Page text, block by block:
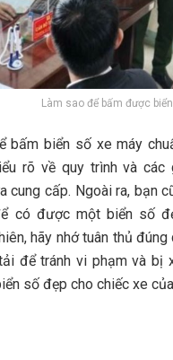
Làm sao để bấm được
bấm biển số xe máy
rõ về quy trình và
cung cấp. Ngoài ra, bạn
có được một biển số
hãy nhớ tuân thủ
để tránh vi phạm và bị
số đẹp cho chiếc xe